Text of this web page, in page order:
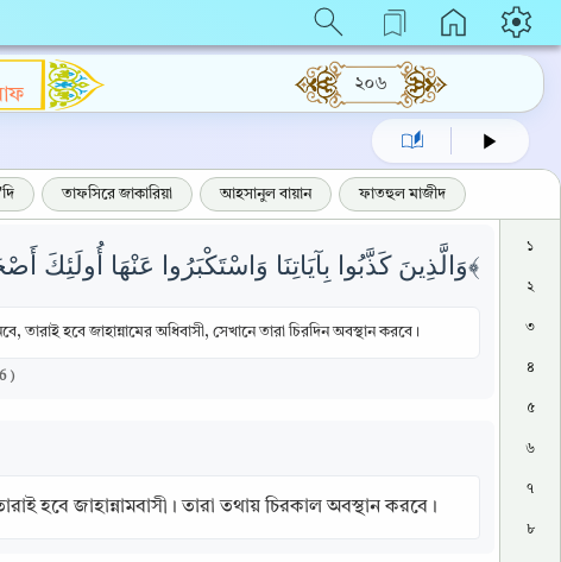
২০৬
তাফসিরে জাকারিয়া আহসানুল বায়ান ফাতহুল মাজীদ
وَالَّذِينَ كَذَّبُوا بِآيَاتِنَا وَاسْتَكْبَرُوا عَنْهَا أُولَئِكَ أَصْحَابُ النَّارِ هُمْ فِيهَا خَالِدُونَ ﴿٣٦﴾
হবে জাহান্নামের অধিবাসী, সেখানে তারা চিরদিন অবস্থান করবে।
)
হবে জাহান্নামবাসী। তারা তথায় চিরকাল অবস্থান করবে।
১
২
৩
৪
৫
৬
৭
৮